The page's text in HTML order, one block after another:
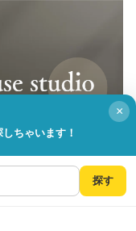
特集
目黒区
ちゃいます！
×
探す